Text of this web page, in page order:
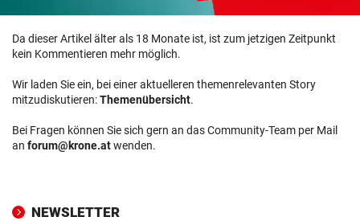
Da dieser Artikel älter als 18 Monate ist, ist zum jetzigen Zeitpunkt
kein Kommentieren mehr möglich.
Wir laden Sie ein, bei einer aktuelleren themenrelevanten Story
mitzudiskutieren:Themenübersicht.
Bei Fragen können Sie sich gern an das Community-Team per Mail
an forum@krone.atwenden.
NEWSLETTER